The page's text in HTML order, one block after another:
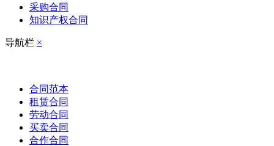
采购合同
知识产权合同
导航栏 ×
合同范本
租赁合同
劳动合同
买卖合同
合作合同